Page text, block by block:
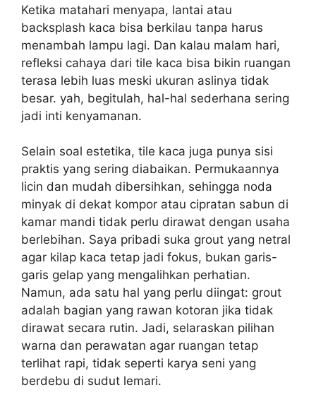
Ketika matahari menyapa, lantai atau
backsplash kaca bisa berkilau tanpa harus
menambah lampu lagi. Dan kalau malam hari,
refleksi cahaya dari tile kaca bisa bikin ruangan
terasa lebih luas meski ukuran aslinya tidak
besar. yah, begitulah, hal-hal sederhana sering
jadi inti kenyamanan.
Selain soal estetika, tile kaca juga punya sisi
praktis yang sering diabaikan. Permukaannya
licin dan mudah dibersihkan, sehingga noda
minyak di dekat kompor atau cipratan sabun di
kamar mandi tidak perlu dirawat dengan usaha
berlebihan. Saya pribadi suka grout yang netral
agar kilap kaca tetap jadi fokus, bukan garis-
garis gelap yang mengalihkan perhatian.
Namun, ada satu hal yang perlu diingat: grout
adalah bagian yang rawan kotoran jika tidak
dirawat secara rutin. Jadi, selaraskan pilihan
warna dan perawatan agar ruangan tetap
terlihat rapi, tidak seperti karya seni yang
berdebu di sudut lemari.